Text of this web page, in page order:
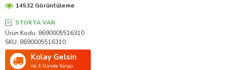
STOKTA VAR
Ürün Kodu: 8690005516310
SKU: 8690005516310
Kolay Gelsin
ile 3 Günde Kargo
14532 Görüntüleme